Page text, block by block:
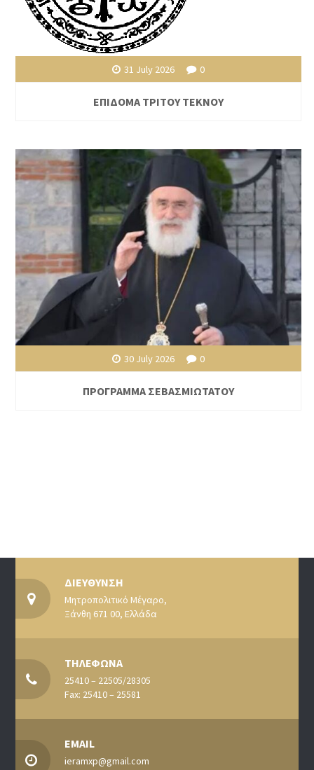
31 July 2026 0
ΕΠΙΔΟΜΑ ΤΡΙΤΟΥ ΤΕΚΝΟΥ
30 July 2026 0
ΠΡΟΓΡΑΜΜΑ ΣΕΒΑΣΜΙΩΤΑΤΟΥ
ΔΙΕΥΘΥΝΣΗ
Μητροπολιτικό Μέγαρο,
Ξάνθη 671 00, Ελλάδα
ΤΗΛΕΦΩΝΑ
25410 – 22505/28305
Fax: 25410 – 25581
EMAIL
ieramxp@gmail.com